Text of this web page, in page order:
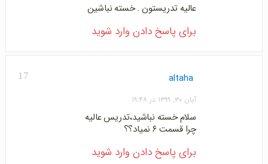
عالیه تدریستون . خسته نباشین
برای پاسخ دادن وارد شوید
17 altaha
آبان ۳۰, ۱۳۹۹ در ۱۹:۴۸
سلام خسته نباشید،تدریس عالیه
چرا قسمت ۶ نمیاد؟؟
برای پاسخ دادن وارد شوید